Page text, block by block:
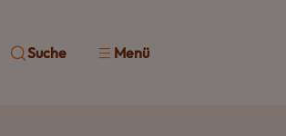
Suche Menü